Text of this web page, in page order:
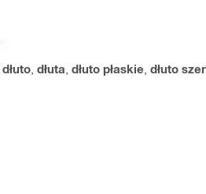
dłuto dłuta dłuto płaskie dłuto